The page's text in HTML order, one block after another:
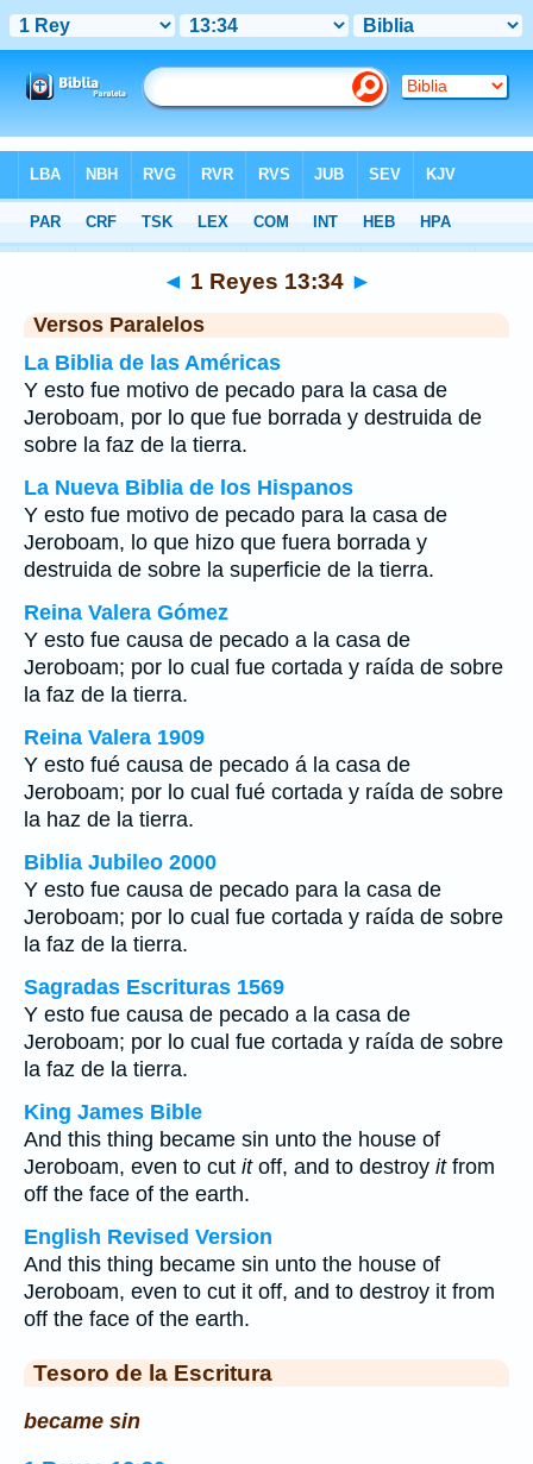
>1 Reyes Capítulo 13 > Verso 34
◄ 1 Reyes 13:34 ►
Versos Paralelos
La Biblia de las Américas
Y esto fue motivo de pecado para la casa de
Jeroboam, por lo que fue borrada y destruida de
sobre la faz de la tierra.
La Nueva Biblia de los Hispanos
Y esto fue motivo de pecado para la casa de
Jeroboam, lo que hizo que fuera borrada y
destruida de sobre la superficie de la tierra.
Reina Valera Gómez
Y esto fue causa de pecado a la casa de
Jeroboam; por lo cual fue cortada y raída de sobre
la faz de la tierra.
Reina Valera 1909
Y esto fué causa de pecado á la casa de
Jeroboam; por lo cual fué cortada y raída de sobre
la haz de la tierra.
Biblia Jubileo 2000
Y esto fue causa de pecado para la casa de
Jeroboam; por lo cual fue cortada y raída de sobre
la faz de la tierra.
Sagradas Escrituras 1569
Y esto fue causa de pecado a la casa de
Jeroboam; por lo cual fue cortada y raída de sobre
la faz de la tierra.
King James Bible
And this thing became sin unto the house of
Jeroboam, even to cut itoff, and to destroy itfrom
off the face of the earth.
English Revised Version
And this thing became sin unto the house of
Jeroboam, even to cut it off, and to destroy it from
off the face of the earth.
Tesoro de la Escritura
became sin